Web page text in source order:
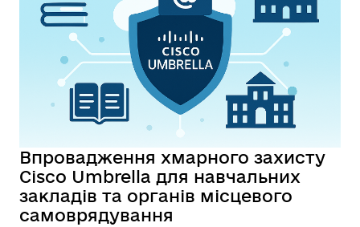
Впровадження хмарного захисту
Cisco Umbrella для навчальних
закладів та органів місцевого
самоврядування